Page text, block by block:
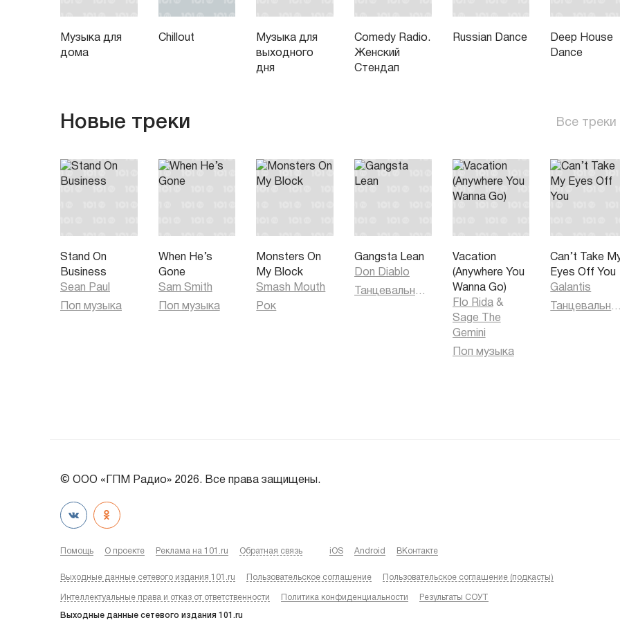
Музыка для
дома
Chillout
Музыка для
выходного
дня
Comedy Radio.
Женский
Стендап
Russian Dance
Deep House
Dance
Новые треки Все треки
Stand On
Business
Sean Paul
Поп музыка
When He’s
Gone
Sam Smith
Поп музыка
Monsters On
My Block
Smash Mouth
Рок
Gangsta Lean
Don Diablo
Танцевальная музыка
Vacation
(Anywhere You
Wanna Go)
Flo Rida &
Sage The
Gemini
Поп музыка
Can’t Take
Eyes Off You
Galantis
Танцевальная музыка
© ООО «ГПМ Радио» 2026. Все права защищены.
Помощь О проекте Реклама на 101.ru Обратная связь iOS Android ВКонтакте
Выходные данные сетевого издания 101.ru Пользовательское соглашение Пользовательское соглашение (подкасты)
Интеллектуальные права и отказ от ответственности Политика конфиденциальности Результаты СОУТ
Выходные данные сетевого издания 101.ru